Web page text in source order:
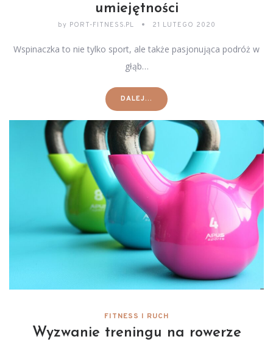
umiejętności
by PORT-FITNESS.PL 21 LUTEGO 2020
Wspinaczka to nie tylko sport, ale także pasjonująca podróż w
głąb…
DALEJ...
FITNESS I RUCH
Wyzwanie treningu na rowerze